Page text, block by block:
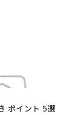
ポイント 5選